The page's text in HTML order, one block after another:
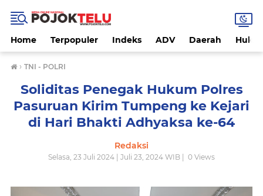
Home Terpopuler Indeks ADV Daerah
› TNI - POLRI
Soliditas Penegak Hukum Polres
Pasuruan Kirim Tumpeng ke Kejari
di Hari Bhakti Adhyaksa ke-64
Redaksi
Selasa, 23 Juli 2024 | Juli 23, 2024 WIB | 0 Views